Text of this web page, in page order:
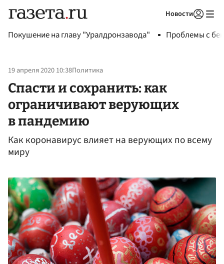
Новости
Покушение на главу "Уралдронзавода" Проблемы с
19 апреля 2020 10:38Политика
Спасти и сохранить: как
ограничивают верующих
в пандемию
Как коронавирус влияет на верующих по всему
миру